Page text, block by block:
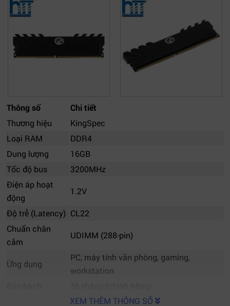
Thông số
Chi tiết
Thương hiệu
KingSpec
Loại RAM
DDR4
Dung lượng
16GB
Tốc độ bus
3200MHz
Điện áp hoạt
động
1.2V
Độ trễ (Latency) CL22
Chuẩn chân
cắm
UDIMM (288-pin)
Ứng dụng
PC, máy tính văn phòng, gaming,
workstation
XEM THÊM THÔNG SỐ